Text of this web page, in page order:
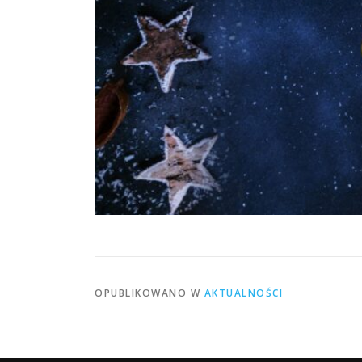
OPUBLIKOWANO W AKTUALNOŚCI